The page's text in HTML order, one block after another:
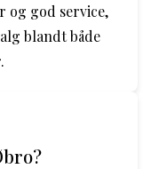
og god service,
blandt både